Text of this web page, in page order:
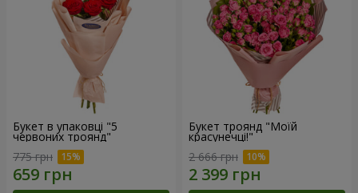
Букет в упаковці "5
червоних троянд"
775 грн
Букет троянд "Моїй
красунечці!"
2 666 грн